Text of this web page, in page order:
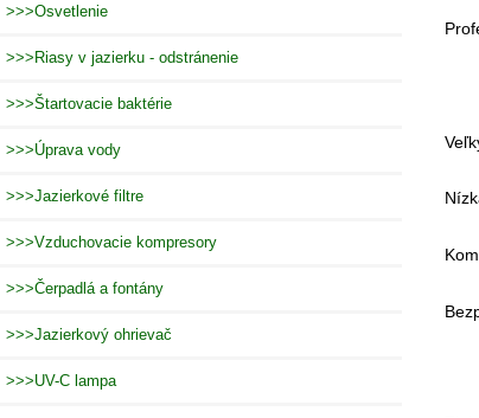
>>>Osvetlenie
>>>Riasy v jazierku - odstránenie
>>>Štartovacie baktérie
>>>Úprava vody
>>>Jazierkové filtre
>>>Vzduchovacie kompresory
>>>Čerpadlá a fontány
>>>Jazierkový ohrievač
>>>UV-C lampa